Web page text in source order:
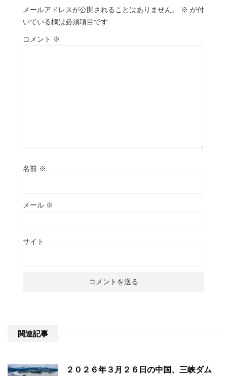
メールアドレスが公開されることはありません。 ※ が付
いている欄は必須項目です
コメント ※
名前 ※
メール ※
サイト
関連記事
２０２６年３月２６日の中国、三峡ダム